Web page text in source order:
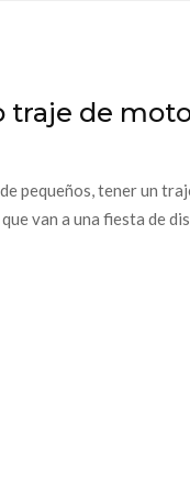
traje de
pequeños, tener un
van a una fiesta de